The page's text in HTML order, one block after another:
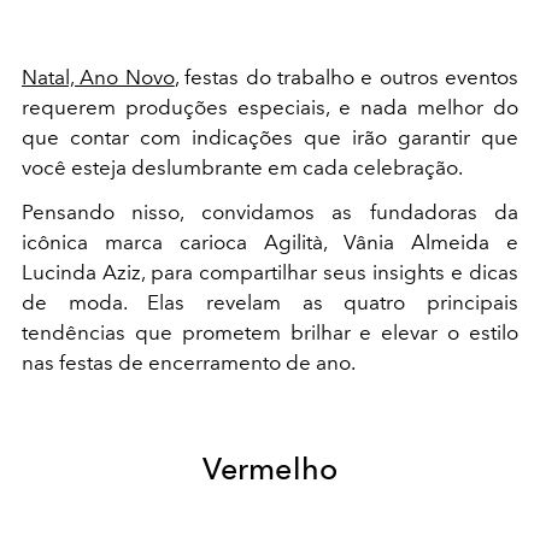
Natal, Ano Novo, festas do trabalho e outros eventos
requerem produções especiais, e nada melhor do
que contar com indicações que irão garantir que
você esteja deslumbrante em cada celebração.
Pensando nisso, convidamos as fundadoras da
icônica marca carioca Agilità, Vânia Almeida e
Lucinda Aziz, para compartilhar seus insights e dicas
de moda. Elas revelam as quatro principais
tendências que prometem brilhar e elevar o estilo
nas festas de encerramento de ano.
Vermelho